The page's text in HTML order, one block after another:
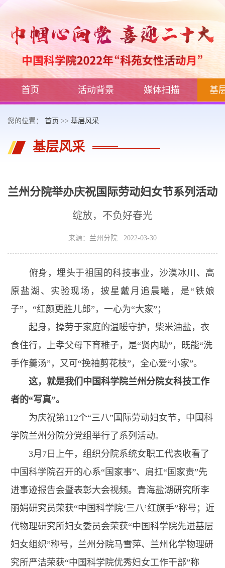
首页 活动背景 媒体扫描 基
您的位置： 首页 >> 基层风采
基层风采
兰州分院举办庆祝国际劳动妇女节系列活动
绽放，不负好春光
来源：兰州分院 2022-03-30
俯身，埋头于祖国的科技事业，沙漠冰川、高
原盐湖、实验现场，披星戴月追晨曦，是“铁娘
子”，“红颜更胜儿郎”，一心为“大家”；
起身，操劳于家庭的温暖守护，柴米油盐，衣
食住行，上孝父母下育稚子，是“贤内助”，既能“洗
手作羹汤”，又可“挽袖剪花枝”，全心爱“小家”。
这，就是我们中国科学院兰州分院女科技工作
者的“写真”。
为庆祝第112个“三八”国际劳动妇女节，中国科
学院兰州分院分党组举行了系列活动。
3月7日上午，组织分院系统女职工代表收看了
中国科学院召开的心系“国家事”、肩扛“国家责”先
进事迹报告会暨表彰大会视频。青海盐湖研究所李
丽娟研究员荣获“中国科学院‘三八’红旗手”称号；近
代物理研究所妇女委员会荣获“中国科学院先进基层
妇女组织”称号，兰州分院马雪萍、兰州化学物理研
究所严洁荣获“中国科学院优秀妇女工作干部”称